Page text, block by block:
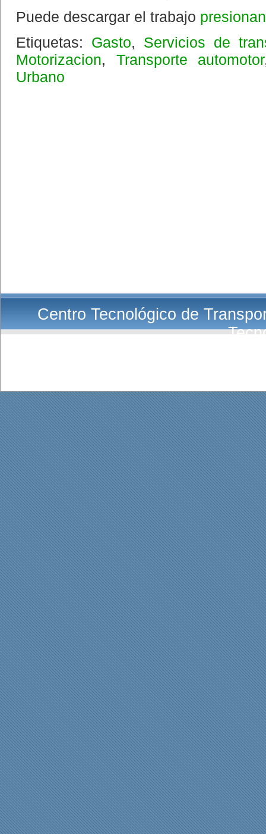
Puede descargar el trabajo
Etiquetas: Gasto, Servicios de
Motorizacion, Transporte automotor
Urbano
Centro Tecnológico de